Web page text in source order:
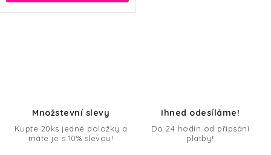
Množstevní slevy
Kupte 20ks jedné položky a
máte je s 10% slevou!
Ihned odesíláme!
Do 24 hodin od připsání
platby!